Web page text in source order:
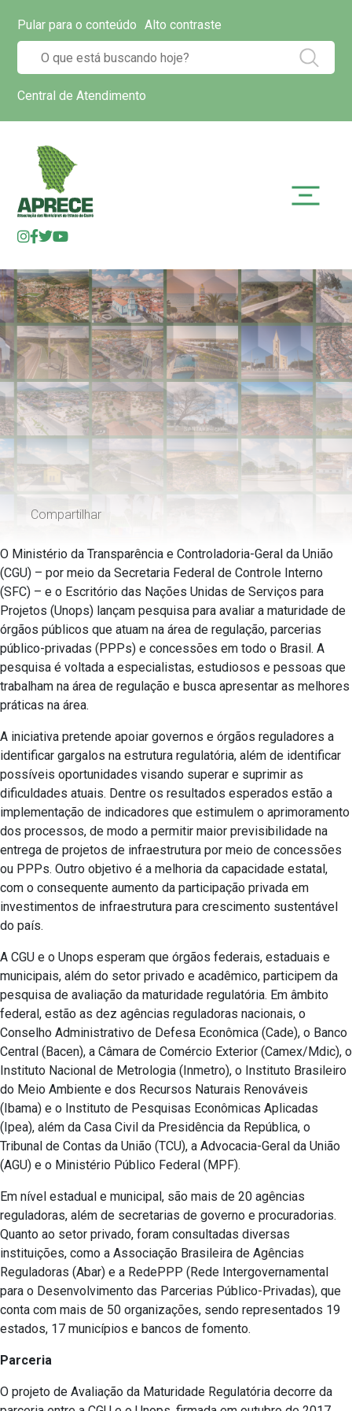
Pular para o conteúdo Alto contraste
Central de Atendimento
Compartilhar
O Ministério da Transparência e Controladoria-Geral da União
(CGU) – por meio da Secretaria Federal de Controle Interno
(SFC) – e o Escritório das Nações Unidas de Serviços para
Projetos (Unops) lançam pesquisa para avaliar a maturidade de
órgãos públicos que atuam na área de regulação, parcerias
público-privadas (PPPs) e concessões em todo o Brasil. A
pesquisa é voltada a especialistas, estudiosos e pessoas que
trabalham na área de regulação e busca apresentar as melhores
práticas na área.
A iniciativa pretende apoiar governos e órgãos reguladores a
identificar gargalos na estrutura regulatória, além de identificar
possíveis oportunidades visando superar e suprimir as
dificuldades atuais. Dentre os resultados esperados estão a
implementação de indicadores que estimulem o aprimoramento
dos processos, de modo a permitir maior previsibilidade na
entrega de projetos de infraestrutura por meio de concessões
ou PPPs. Outro objetivo é a melhoria da capacidade estatal,
com o consequente aumento da participação privada em
investimentos de infraestrutura para crescimento sustentável
do país.
A CGU e o Unops esperam que órgãos federais, estaduais e
municipais, além do setor privado e acadêmico, participem da
pesquisa de avaliação da maturidade regulatória. Em âmbito
federal, estão as dez agências reguladoras nacionais, o
Conselho Administrativo de Defesa Econômica (Cade), o Banco
Central (Bacen), a Câmara de Comércio Exterior (Camex/Mdic), o
Instituto Nacional de Metrologia (Inmetro), o Instituto Brasileiro
do Meio Ambiente e dos Recursos Naturais Renováveis
(Ibama) e o Instituto de Pesquisas Econômicas Aplicadas
(Ipea), além da Casa Civil da Presidência da República, o
Tribunal de Contas da União (TCU), a Advocacia-Geral da União
(AGU) e o Ministério Público Federal (MPF).
Em nível estadual e municipal, são mais de 20 agências
reguladoras, além de secretarias de governo e procuradorias.
Quanto ao setor privado, foram consultadas diversas
instituições, como a Associação Brasileira de Agências
Reguladoras (Abar) e a RedePPP (Rede Intergovernamental
para o Desenvolvimento das Parcerias Público-Privadas), que
conta com mais de 50 organizações, sendo representados 19
estados, 17 municípios e bancos de fomento.
Parceria
O projeto de Avaliação da Maturidade Regulatória decorre da